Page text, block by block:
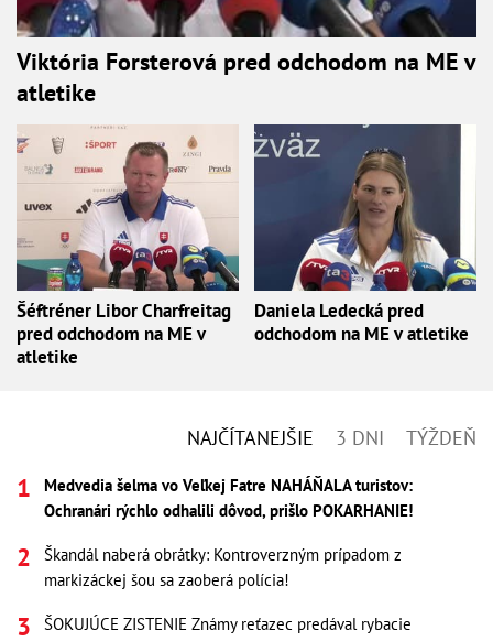
Viktória Forsterová pred odchodom na ME v
atletike
Šéftréner Libor Charfreitag
pred odchodom na ME v
atletike
Daniela Ledecká pred
odchodom na ME v atletike
NAJČÍTANEJŠIE 3 DNI TÝŽDEŇ
Medvedia šelma vo Veľkej Fatre NAHÁŇALA turistov:
Ochranári rýchlo odhalili dôvod, prišlo POKARHANIE!
Škandál naberá obrátky: Kontroverzným prípadom z
markizáckej šou sa zaoberá polícia!
ŠOKUJÚCE ZISTENIE Známy reťazec predával rybacie